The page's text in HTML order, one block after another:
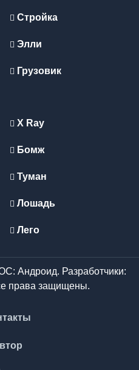
Стройка
Элли
Грузовик
X Ray
Бомж
Туман
Лошадь
Лего
Андроид. Разработчики:
права защищены.